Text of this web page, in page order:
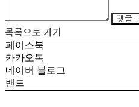
댓글
목록으로 가기
페이스북
카카오톡
네이버 블로그
밴드